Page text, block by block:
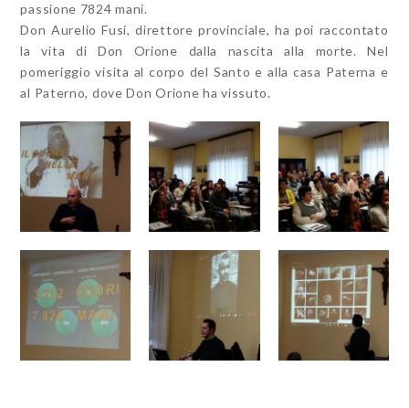
passione 7824 mani.
Don Aurelio Fusi, direttore provinciale, ha poi raccontato
la vita di Don Orione dalla nascita alla morte. Nel
pomeriggio visita al corpo del Santo e alla casa Paterna e
al Paterno, dove Don Orione ha vissuto.